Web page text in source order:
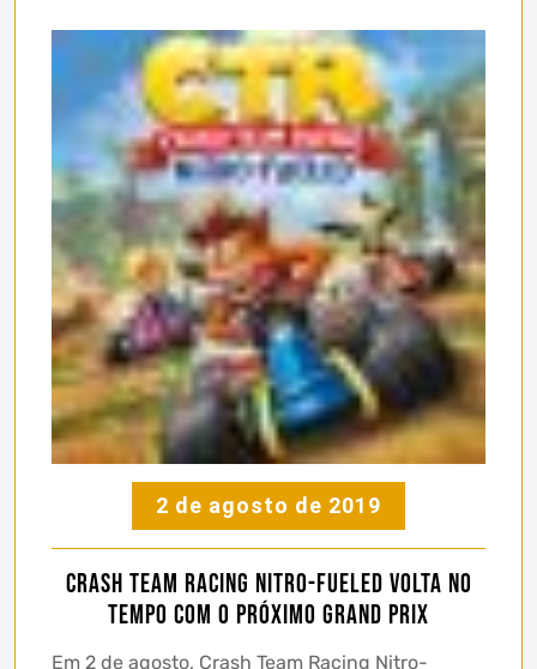
2 de agosto de 2019
Crash Team Racing Nitro-Fueled volta no
tempo com o próximo Grand Prix
Em 2 de agosto, Crash Team Racing Nitro-